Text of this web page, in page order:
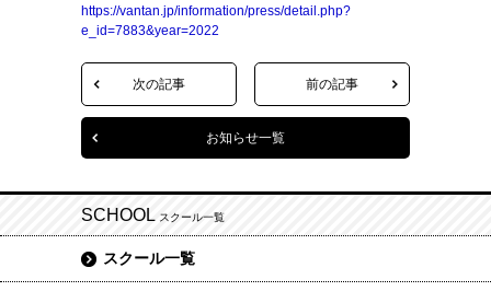
https://vantan.jp/information/press/detail.php?
e_id=7883&year=2022
次の記事 前の記事
お知らせ一覧
SCHOOL スクール一覧
スクール一覧